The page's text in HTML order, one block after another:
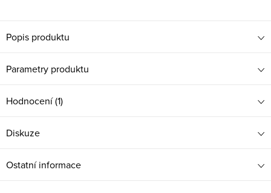
Popis produktu
Parametry produktu
Hodnocení (1)
Diskuze
Ostatní informace